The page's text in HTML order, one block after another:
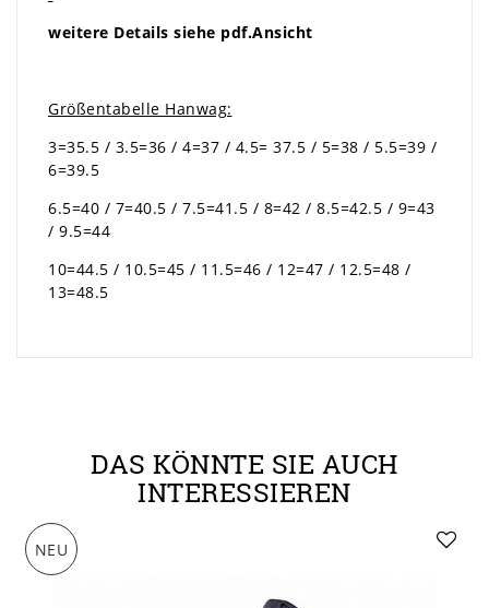
weitere Details siehe pdf.Ansicht
Größentabelle Hanwag:
3=35.5 / 3.5=36 / 4=37 / 4.5= 37.5 / 5=38 / 5.5=39 /
6=39.5
6.5=40 / 7=40.5 / 7.5=41.5 / 8=42 / 8.5=42.5 / 9=43
/ 9.5=44
10=44.5 / 10.5=45 / 11.5=46 / 12=47 / 12.5=48 /
13=48.5
DAS KÖNNTE SIE AUCH
INTERESSIEREN
NEU